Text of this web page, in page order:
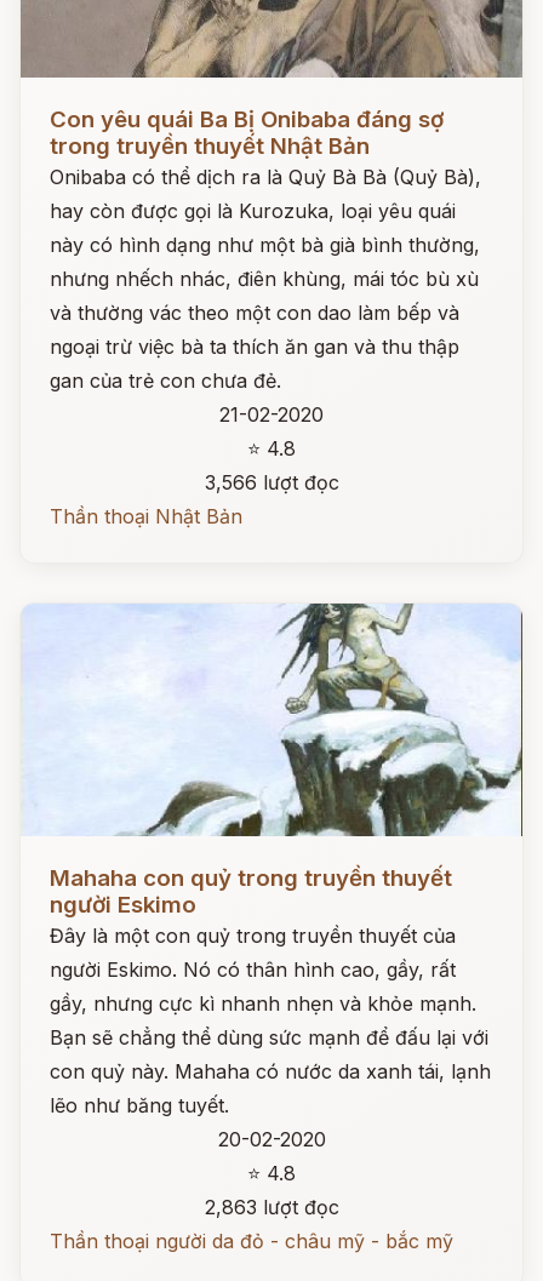
Con yêu quái Ba Bị Onibaba đáng sợ
trong truyền thuyết Nhật Bản
Onibaba có thể dịch ra là Quỷ Bà Bà (Quỷ Bà),
hay còn được gọi là Kurozuka, loại yêu quái
này có hình dạng như một bà già bình thường,
nhưng nhếch nhác, điên khùng, mái tóc bù xù
và thường vác theo một con dao làm bếp và
ngoại trừ việc bà ta thích ăn gan và thu thập
gan của trẻ con chưa đẻ.
21-02-2020
⭐ 4.8
3,566 lượt đọc
Thần thoại Nhật Bản
Mahaha con quỷ trong truyền thuyết
người Eskimo
Đây là một con quỷ trong truyền thuyết của
người Eskimo. Nó có thân hình cao, gầy, rất
gầy, nhưng cực kì nhanh nhẹn và khỏe mạnh.
Bạn sẽ chẳng thể dùng sức mạnh để đấu lại với
con quỷ này. Mahaha có nước da xanh tái, lạnh
lẽo như băng tuyết.
20-02-2020
⭐ 4.8
2,863 lượt đọc
Thần thoại người da đỏ - châu mỹ - bắc mỹ